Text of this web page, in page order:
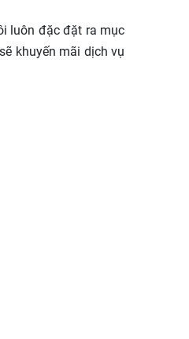
luôn đặc đặt ra mục
khuyến mãi dịch vụ